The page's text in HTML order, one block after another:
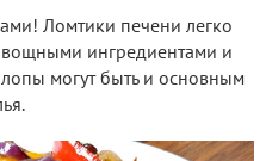
Ломтики печени легко
ингредиентами и
могут быть и основным